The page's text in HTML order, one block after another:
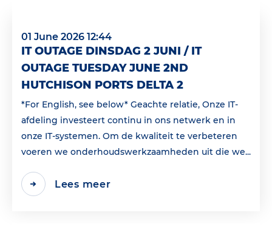
01 June 2026 12:44
IT OUTAGE DINSDAG 2 JUNI / IT
OUTAGE TUESDAY JUNE 2ND
HUTCHISON PORTS DELTA 2
*For English, see below* Geachte relatie, Onze IT-
afdeling investeert continu in ons netwerk en in
onze IT-systemen. Om de kwaliteit te verbeteren
voeren we onderhoudswerkzaamheden uit die we...
Lees meer